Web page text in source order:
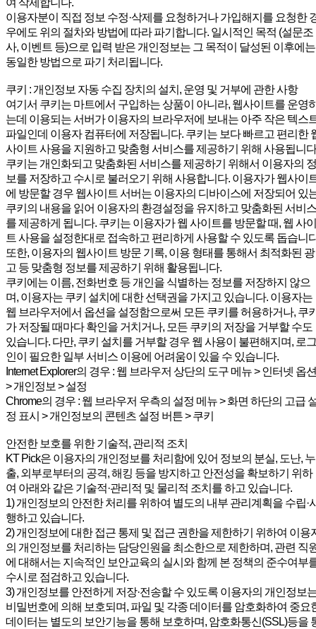
이용자분이 직접 정보 수정·삭제를 요청하거나 가입해지를 요청한
우에도 위의 절차와 방법에 따라 파기합니다. 일시적인 목적 (설문조
사, 이벤트 등)으로 입력 받은 개인정보는 그 목적이 달성된 이후에는
동일한 방법으로 파기 처리됩니다.
쿠키 : 개인정보 자동 수집 장치의 설치, 운영 및 거부에 관한 사항
여기서 쿠키는 마트에서 구입하는 상품이 아니라, 웹사이트를 운영
는데 이용되는 서버가 이용자의 브라우저에 보내는 아주 작은 텍스
파일인데 이용자 컴퓨터에 저장됩니다. 쿠키는 보다 빠르고 편리한
사이트 사용을 지원하고 맞춤형 서비스를 제공하기 위해 사용됩니
쿠키는 개인화되고 맞춤화된 서비스를 제공하기 위해서 이용자의 정
보를 저장하고 수시로 불러오기 위해 사용합니다. 이용자가 웹사이
에 방문할 경우 웹사이트 서버는 이용자의 디바이스에 저장되어 있
쿠키의 내용을 읽어 이용자의 환경설정을 유지하고 맞춤화된 서비스
를 제공하게 됩니다. 쿠키는 이용자가 웹 사이트를 방문할 때, 웹 사이
트 사용을 설정한대로 접속하고 편리하게 사용할 수 있도록 돕습니
또한, 이용자의 웹사이트 방문 기록, 이용 형태를 통해서 최적화된 광
고 등 맞춤형 정보를 제공하기 위해 활용됩니다.
쿠키에는 이름, 전화번호 등 개인을 식별하는 정보를 저장하지 않으
며, 이용자는 쿠키 설치에 대한 선택권을 가지고 있습니다. 이용자는
웹 브라우저에서 옵션을 설정함으로써 모든 쿠키를 허용하거나, 쿠
가 저장될 때마다 확인을 거치거나, 모든 쿠키의 저장을 거부할 수도
있습니다. 다만, 쿠키 설치를 거부할 경우 웹 사용이 불편해지며, 로그
인이 필요한 일부 서비스 이용에 어려움이 있을 수 있습니다.
Internet Explorer의 경우 : 웹 브라우저 상단의 도구 메뉴 > 인터넷 옵션
> 개인정보 > 설정
Chrome의 경우 : 웹 브라우저 우측의 설정 메뉴 > 화면 하단의 고급
정 표시 > 개인정보의 콘텐츠 설정 버튼 > 쿠키
안전한 보호를 위한 기술적, 관리적 조치
KT Pick은 이용자의 개인정보를 처리함에 있어 정보의 분실, 도난, 누
출, 외부로부터의 공격, 해킹 등을 방지하고 안전성을 확보하기 위하
여 아래와 같은 기술적·관리적 및 물리적 조치를 하고 있습니다.
1) 개인정보의 안전한 처리를 위하여 별도의 내부 관리계획을 수립·
행하고 있습니다.
2) 개인정보에 대한 접근 통제 및 접근 권한을 제한하기 위하여 이용
의 개인정보를 처리하는 담당인원을 최소한으로 제한하며, 관련 직
에 대해서는 지속적인 보안교육의 실시와 함께 본 정책의 준수여부
수시로 점검하고 있습니다.
3) 개인정보를 안전하게 저장·전송할 수 있도록 이용자의 개인정보
비밀번호에 의해 보호되며, 파일 및 각종 데이터를 암호화하여 중요
데이터는 별도의 보안기능을 통해 보호하며, 암호화통신(SSL)등을